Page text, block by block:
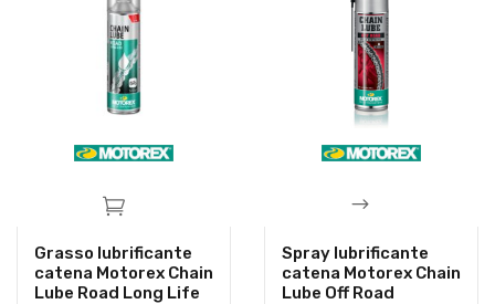
Grasso lubrificante
catena Motorex Chain
Lube Road Long Life
Spray lubrificante
catena Motorex Chain
Lube Off Road